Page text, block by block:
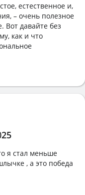
естественное и,
– очень полезное
Вот давайте без
как и что
я стал меньше
, а это победа